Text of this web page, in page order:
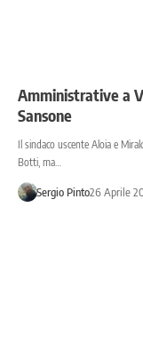
Amministrative a
Sansone
Il sindaco uscente Aloia e
Botti, ma…
Sergio Pinto26 Aprile